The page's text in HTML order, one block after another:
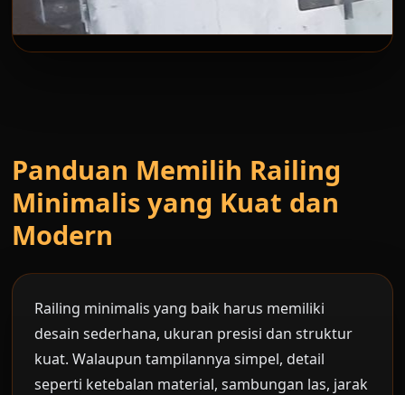
Panduan Memilih Railing
Minimalis yang Kuat dan
Modern
Railing minimalis yang baik harus memiliki
desain sederhana, ukuran presisi dan struktur
kuat. Walaupun tampilannya simpel, detail
seperti ketebalan material, sambungan las, jarak